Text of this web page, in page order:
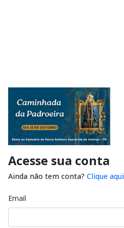
Acesse sua conta
Ainda não tem conta? Clique
Email